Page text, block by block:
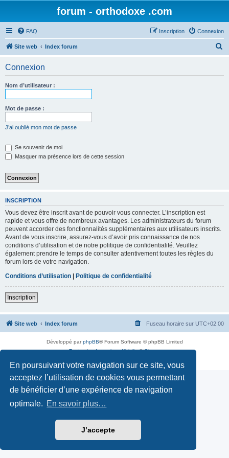
En poursuivant votre navigation sur ce site, vous
acceptez l’utilisation de cookies vous permettant
de bénéficier d’une expérience de navigation
optimale. En savoir plus…
J’accepte
forum - orthodoxe .com
FAQ Connexion
Inscription
Site web Index forum
Connexion
Nom d’utilisateur :
Mot de passe :
J’ai oublié mon mot de passe
Se souvenir de moi
Masquer ma présence lors de cette session
INSCRIPTION
Vous devez être inscrit avant de pouvoir vous connecter. L’inscription est
rapide et vous offre de nombreux avantages. Les administrateurs du forum
peuvent accorder des fonctionnalités supplémentaires aux utilisateurs inscrits.
Avant de vous inscrire, assurez-vous d’avoir pris connaissance de nos
conditions d’utilisation et de notre politique de confidentialité. Veuillez
également prendre le temps de consulter attentivement toutes les règles du
forum lors de votre navigation.
Conditions d’utilisation | Politique de confidentialité
Inscription
Site web Index forum Fuseau horaire sur UTC+02:00
Développé parphpBB® Forum Software © phpBB Limited
Traduction française officielle©Qiaeru